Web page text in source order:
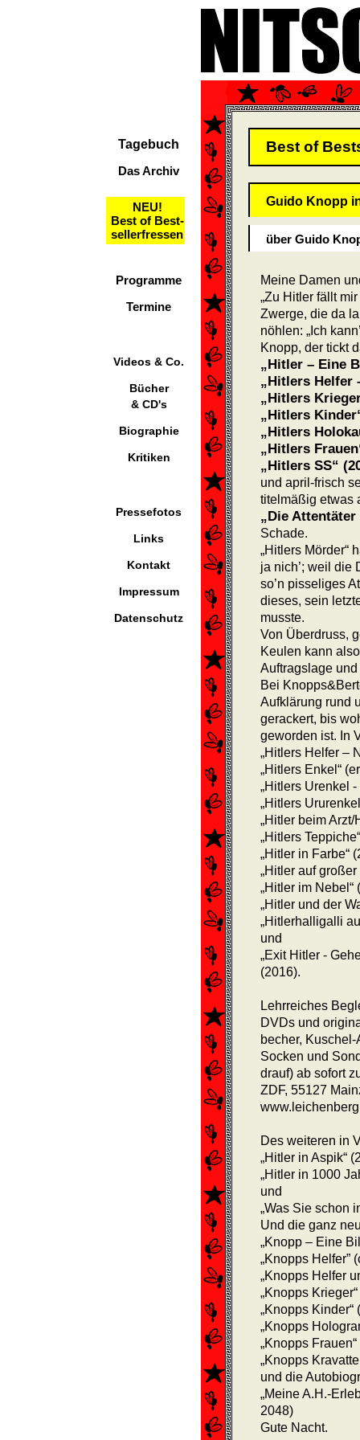
Tagebuch
Das Archiv
NEU!
Best of Best-
sellerfressen
Programme
Termine
Videos & Co.
Bücher
& CD's
Biographie
Kritiken
Pressefotos
Links
Kontakt
Impressum
Datenschutz
Best of
Guido Knopp
über Guido
Meine Damen
„Zu Hitler fällt
Zwerge, die da
nöhlen: „Ich
Knopp, der tickt
„Hitler – Eine
„Hitlers Helfer
„Hitlers
„Hitlers
„Hitlers
„Hitlers
„Hitlers SS“
und april-frisch
titelmäßig etwas
„Die
Schade.
„Hitlers Mörder“
ja nich’; weil die
so’n pisseliges
dieses, sein
musste.
Von Überdruss,
Keulen kann
Auftragslage
Bei
Aufklärung rund
gerackert, bis
geworden ist. In
„Hitlers Helfer –
„Hitlers Enkel“
„Hitlers Urenkel
„Hitlers
„Hitler beim
„Hitlers
„Hitler in Farbe“
„Hitler auf großer
„Hitler im Nebel“
„Hitler und der
„Hitlerhalligalli
und
„Exit Hitler -
(2016).
Lehrreiches
DVDs und
becher,
Socken und
drauf) ab sofort
ZDF, 55127
Des weiteren in
„Hitler in Aspik“
„Hitler in 1000
und
„Was Sie schon
Und die ganz
„Knopp – Eine
„Knopps Helfer”
„Knopps Helfer
„Knopps
„Knopps
„Knopps
„Knopps
„Knopps
und die
„Meine A.H.-
2048)
Gute Nacht.